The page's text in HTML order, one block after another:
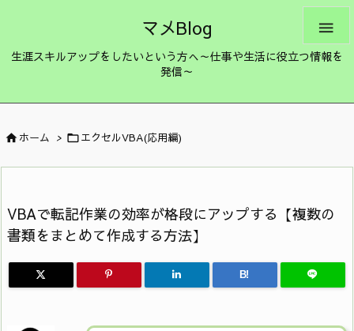
マメBlog
生涯スキルアップをしたいという方へ～仕事や生活に役立つ情報を
発信～

ホーム > エクセルVBA(応用編)
VBAで転記作業の効率が格段にアップする【複数の
書類をまとめて作成する方法】
B!